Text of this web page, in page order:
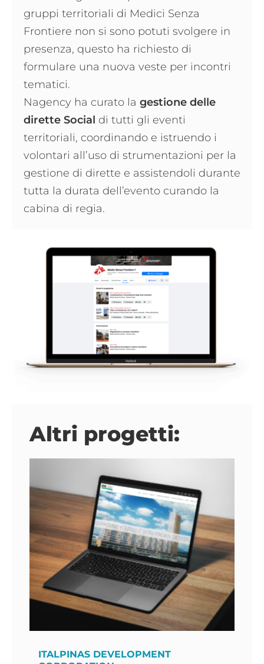
gruppi territoriali di Medici Senza
Frontiere non si sono potuti svolgere in
presenza, questo ha richiesto di
formulare una nuova veste per incontri
tematici.
Nagency ha curato la gestione delle
dirette Social di tutti gli eventi
territoriali, coordinando e istruendo i
volontari all’uso di strumentazioni per la
gestione di dirette e assistendoli durante
tutta la durata dell’evento curando la
cabina di regia.
Altri progetti:
ITALPINAS DEVELOPMENT